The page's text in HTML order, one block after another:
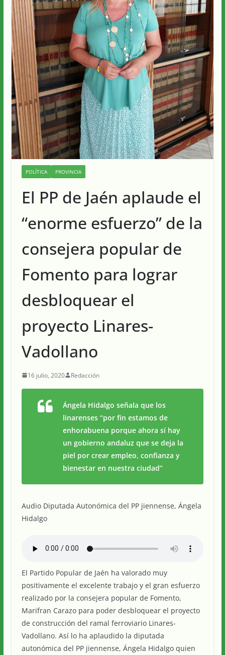
POLÍTICA PROVINCIA
El PP de Jaén aplaude el
“enorme esfuerzo” de la
consejera popular de
Fomento para lograr
desbloquear el
proyecto Linares-
Vadollano
16 julio, 2020 Redacción
Ángela Hidalgo señala que los
linarenses “por fin estamos de
enhorabuena porque ahora sí hay
un gobierno andaluz que se deja la
piel por crear empleo, confianza y
bienestar en nuestra ciudad”
Audio Diputada Autonómica del PP jiennense, Ángela
Hidalgo
El Partido Popular de Jaén ha valorado muy
positivamente el excelente trabajo y el gran esfuerzo
realizado por la consejera popular de Fomento,
Marifran Carazo para poder desbloquear el proyecto
de construcción del ramal ferroviario Linares-
Vadollano. Así lo ha aplaudido la diputada
autonómica del PP jiennense, Ángela Hidalgo quien